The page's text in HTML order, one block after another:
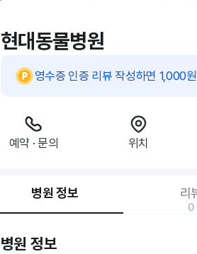
현대동물병원
영수증 인증 리뷰 작성하면 1,000
예약 · 문의 위치
병원 정보 리
0
병원 정보